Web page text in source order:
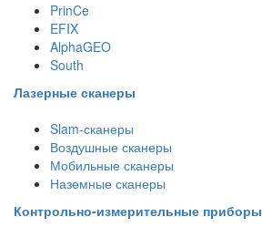
PrinCe
EFIX
AlphaGEO
South
Лазерные сканеры
Slam-сканеры
Воздушные сканеры
Мобильные сканеры
Наземные сканеры
Контрольно-измерительные приборы